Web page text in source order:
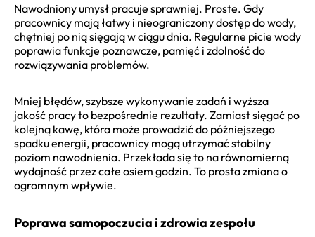
Nawodniony umysł pracuje sprawniej. Proste. Gdy
pracownicy mają łatwy i nieograniczony dostęp do wody,
chętniej po nią sięgają w ciągu dnia. Regularne picie wody
poprawia funkcje poznawcze, pamięć i zdolność do
rozwiązywania problemów.
Mniej błędów, szybsze wykonywanie zadań i wyższa
jakość pracy to bezpośrednie rezultaty. Zamiast sięgać po
kolejną kawę, która może prowadzić do późniejszego
spadku energii, pracownicy mogą utrzymać stabilny
poziom nawodnienia. Przekłada się to na równomierną
wydajność przez całe osiem godzin. To prosta zmiana o
ogromnym wpływie.
Poprawa samopoczucia i zdrowia zespołu